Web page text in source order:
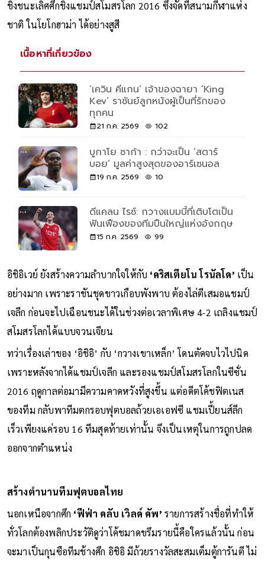
ชิงชนะเลิศศึกชิงแชมป์สโมสรโลก 2016 ซึ่งจัดที่สนามกีฬาแห่ง
ชาติ ในโยโกฮาม่า ได้อย่างสูสี
เนื้อหาที่เกี่ยวข้อง
‘เควิน คีแกน’ เจ้าของฉายา ‘King
Kev’ ราชันย์ลูกหนังผู้เป็นที่รักของ
ทุกคน
21 ก.ค. 2569 102
บูกาโย ซาก้า : กว่าจะเป็น ‘สตาร์
บอย’ มูลค่าสูงสุดของอาร์เซนอล
19 ก.ค. 2569 10
ดีแคลน ไรซ์: กวางแบมบี้ที่เติบโตเป็น
ฟันเฟืองของทีมปืนใหญ่แห่งอังกฤษ
15 ก.ค. 2569 99
อิชิอิเวย์ ยังสร้างความลำบากใจให้กับ ‘คริสเตียโน โรนัลโด’ เป็น
อย่างมาก เพราะราชันชุดขาวเกือบพังพาบ ต้องไล่ตีเสมอแชมป์
เจลีก ก่อนจะไปเฉือนชนะได้ในช่วงต่อเวลาพิเศษ 4-2 เถลิงแชมป์
สโมสรโลกได้แบบจวนเจียน
ทว่าเรื่องเล่าของ ‘อิชิอิ’ กับ ‘กวางเขาเหล็ก’ โดนตัดจบไวไปนิด
เพราะหลังจากได้แชมป์เจลีก และรองแชมป์สโมสรโลกในซีซั่น
2016 ฤดูกาลต่อมามีความคาดหวังที่สูงขึ้น แต่อดีตโค้ชฟิตเนส
ของทีม กลับพาทีมตกรอบฟุตบอลถ้วยเอเอฟซี แชมเปี้ยนส์ลีก
เร็วเพียงแค่รอบ 16 ทีมสุดท้ายเท่านั้น จึงเป็นเหตุในการถูกปลด
ออกจากตำแหน่ง
สร้างตำนานทีมฟุตบอลไทย
นอกเหนือจากศึก ‘ฟีฟ่า คลับ เวิลด์ คัพ’ รายการสร้างชื่อที่ทำให้
ทั่วโลกต้องพลิกประวัติดูว่าโค้ชมาดขรึมรายนี้คือใครแล้วนั้น ก่อน
จะมาเป็นกุนซือทีมช้างศึก อิชิอิ มีถ้วยรางวัลสะสมเต็มตู้การันตี ไม่